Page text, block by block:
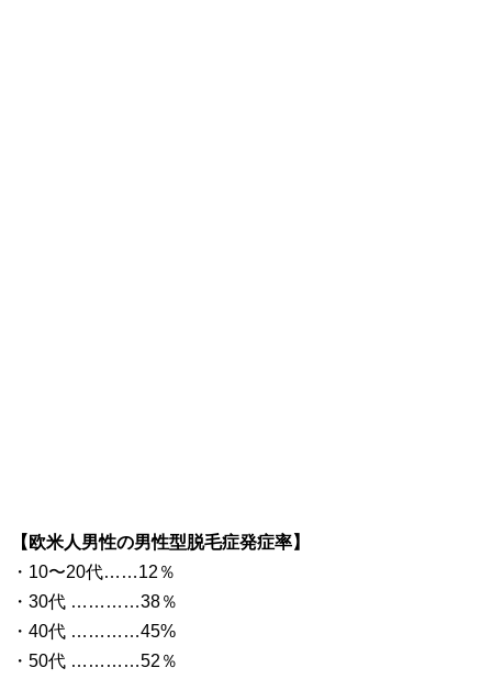
【欧米人男性の男性型脱毛症発症率】
・10〜20代……12％
・30代 …………38％
・40代 …………45%
・50代 …………52％